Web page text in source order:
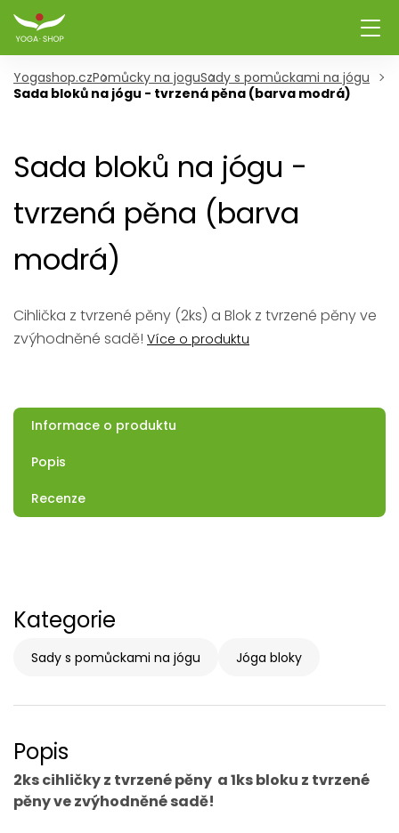
Yogashop.czPomůcky na joguSady s pomůckami na jógu
Sada bloků na jógu - tvrzená pěna (barva modrá)
Sada bloků na jógu -
tvrzená pěna (barva
modrá)
Cihlička z tvrzené pěny (2ks) a Blok z tvrzené pěny ve
zvýhodněné sadě! Více o produktu
Informace o produktu
Popis
Recenze
Kategorie
Sady s pomůckami na jógu Jóga bloky
Popis
2ks cihličky z tvrzené pěny a 1ks bloku z tvrzené
pěny ve zvýhodněné sadě!